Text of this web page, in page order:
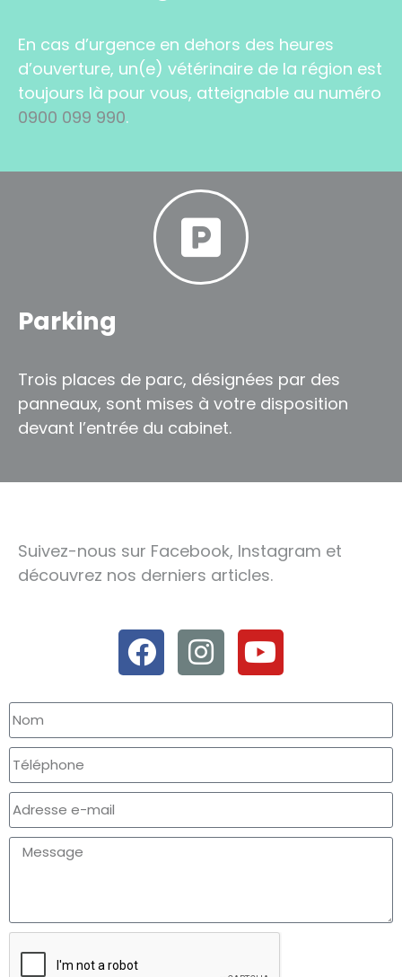
En cas d’urgence en dehors des heures
d’ouverture, un(e) vétérinaire de la région est
toujours là pour vous, atteignable au numéro
0900 099 990.
Parking
Trois places de parc, désignées par des
panneaux, sont mises à votre disposition
devant l’entrée du cabinet.
Suivez-nous sur Facebook, Instagram et
découvrez nos derniers articles.